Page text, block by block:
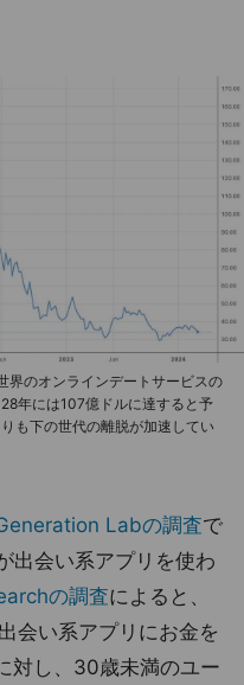
のオンラインデートサービスの
年には107億ドルに達すると予
も下の世代の離脱が加速してい
Labの調査で
出会い系アプリを使わ
の調査によると、
会い系アプリにお金を
対し、30歳未満のユー